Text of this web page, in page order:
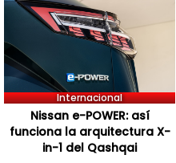
Internacional
Nissan e-POWER: así
funciona la arquitectura X-
in-1 del Qashqai